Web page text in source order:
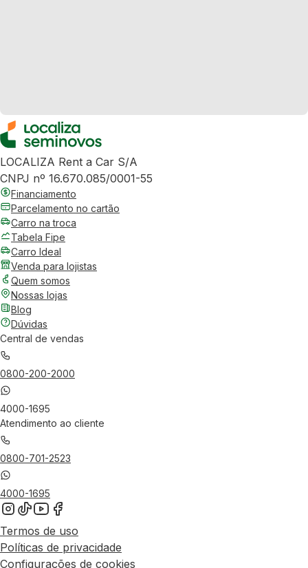
LOCALIZA Rent a Car S/A
CNPJ nº 16.670.085/0001-55
Financiamento
Parcelamento no cartão
Carro na troca
Tabela Fipe
Carro Ideal
Venda para lojistas
Quem somos
Nossas lojas
Blog
Dúvidas
Central de vendas
0800-200-2000
4000-1695
Atendimento ao cliente
0800-701-2523
4000-1695
Termos de uso
Políticas de privacidade
Configurações de cookies